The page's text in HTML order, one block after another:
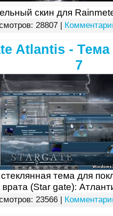
скин для
28807 |
Atlantis -
7
тема для
(Star gate):
23566 |